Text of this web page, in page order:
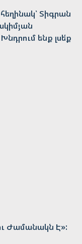
Տիգրան
ենք լսե՛ք
Ժամանակն Է»: